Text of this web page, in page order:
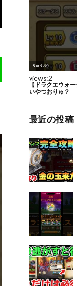
最近の投稿